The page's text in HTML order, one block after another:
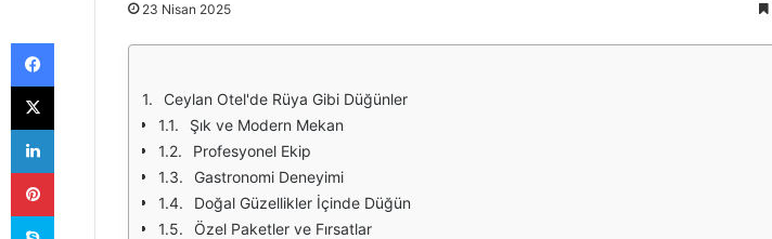
23 Nisan 2025
Ceylan Otel'de Rüya Gibi Düğünler
Şık ve Modern Mekan
Profesyonel Ekip
Gastronomi Deneyimi
Doğal Güzellikler İçinde Düğün
Özel Paketler ve Fırsatlar
Facebook
X
LinkedIn
Pinterest
Skype